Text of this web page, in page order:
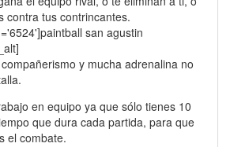
contra tus contrincantes.
y mucha adrenalina no
en equipo ya que sólo tienes 10
que dura cada partida, para que
el combate.